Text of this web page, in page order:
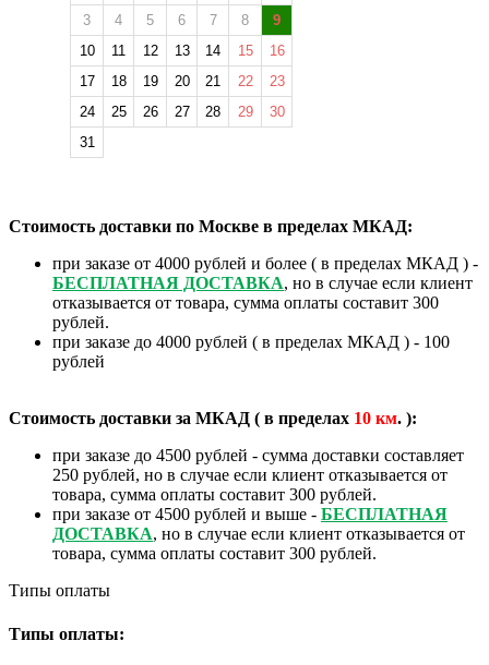
3
4 5 6 7 8
9
10
11 12 13 14 15
16
17
18 19 20 21 22
23
24
25 26 27 28 29
30
31
Стоимость доставки по Москве в пределах МКАД:
при заказе от 4000 рублей и более ( в пределах МКАД ) -
БЕСПЛАТНАЯ ДОСТАВКА, но в случае если клиент
отказывается от товара, сумма оплаты составит 300
рублей.
при заказе до 4000 рублей ( в пределах МКАД ) - 100
рублей
Стоимость доставки за МКАД ( в пределах 10 км. ):
при заказе до 4500 рублей - сумма доставки составляет
250 рублей, но в случае если клиент отказывается от
товара, сумма оплаты составит 300 рублей.
при заказе от 4500 рублей и выше - БЕСПЛАТНАЯ
ДОСТАВКА, но в случае если клиент отказывается от
товара, сумма оплаты составит 300 рублей.
Типы оплаты
Типы оплаты: